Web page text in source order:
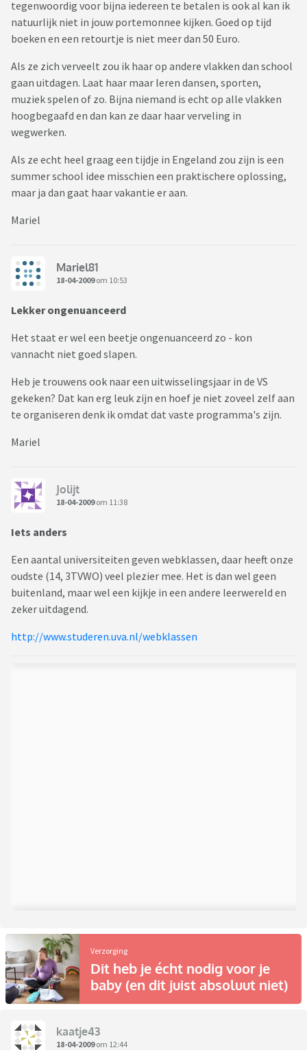
tegenwoordig voor bijna iedereen te betalen is ook al kan ik
natuurlijk niet in jouw portemonnee kijken. Goed op tijd
boeken en een retourtje is niet meer dan 50 Euro.
Als ze zich verveelt zou ik haar op andere vlakken dan school
gaan uitdagen. Laat haar maar leren dansen, sporten,
muziek spelen of zo. Bijna niemand is echt op alle vlakken
hoogbegaafd en dan kan ze daar haar verveling in
wegwerken.
Als ze echt heel graag een tijdje in Engeland zou zijn is een
summer school idee misschien een praktischere oplossing,
maar ja dan gaat haar vakantie er aan.
Mariel
Mariel81
18-04-2009om 10:53
Lekker ongenuanceerd
Het staat er wel een beetje ongenuanceerd zo - kon
vannacht niet goed slapen.
Heb je trouwens ook naar een uitwisselingsjaar in de VS
gekeken? Dat kan erg leuk zijn en hoef je niet zoveel zelf aan
te organiseren denk ik omdat dat vaste programma's zijn.
Mariel
Jolijt
18-04-2009om 11:38
Iets anders
Een aantal universiteiten geven webklassen, daar heeft onze
oudste (14, 3TVWO) veel plezier mee. Het is dan wel geen
buitenland, maar wel een kijkje in een andere leerwereld en
zeker uitdagend.
http://www.studeren.uva.nl/webklassen
Verzorging
Dit heb je écht nodig voor je
baby (en dit juist absoluut niet)
kaatje43
18-04-2009om 12:44